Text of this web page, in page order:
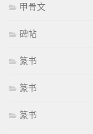
甲骨文
碑帖
篆书
篆书
篆书